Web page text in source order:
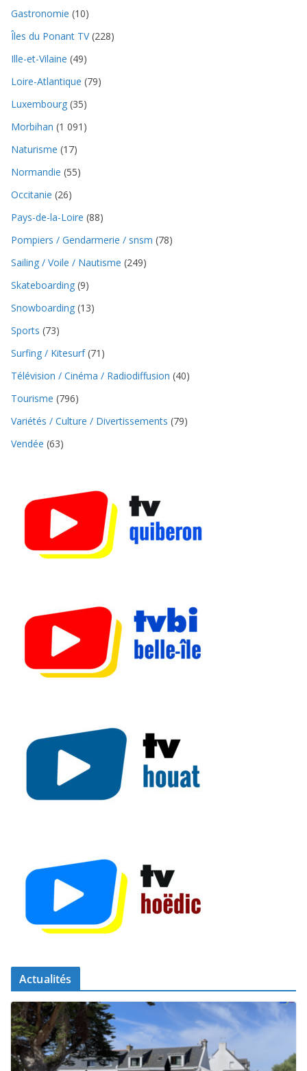
Gastronomie (10)
Îles du Ponant TV(228)
Ille-et-Vilaine (49)
Loire-Atlantique (79)
Luxembourg (35)
Morbihan (1 091)
Naturisme (17)
Normandie (55)
Occitanie (26)
Pays-de-la-Loire (88)
Pompiers / Gendarmerie / snsm (78)
Sailing / Voile / Nautisme (249)
Skateboarding (9)
Snowboarding (13)
Sports (73)
Surfing / Kitesurf(71)
Télévision / Cinéma / Radiodiffusion (40)
Tourisme (796)
Variétés / Culture / Divertissements (79)
Vendée (63)
Actualités